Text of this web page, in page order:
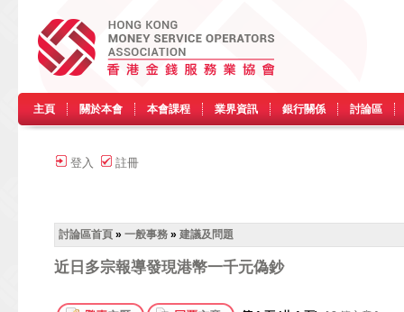
主頁 關於本會 本會課程 業界資訊 銀行關係 討論區
登入 註冊
討論區首頁 » 一般事務 » 建議及問題
近日多宗報導發現港幣一千元偽鈔